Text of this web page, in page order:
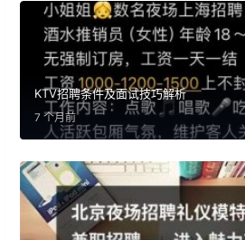
KTV招聘条件及面试技巧解析
7 个月前